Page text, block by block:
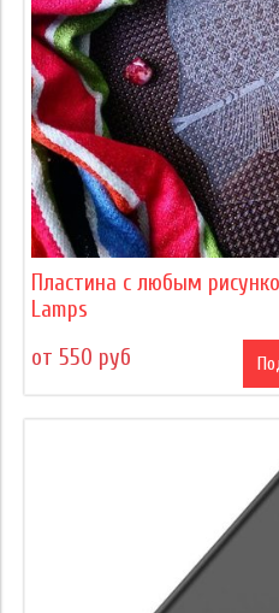
Пластина с любым
Lamps
от 550 руб